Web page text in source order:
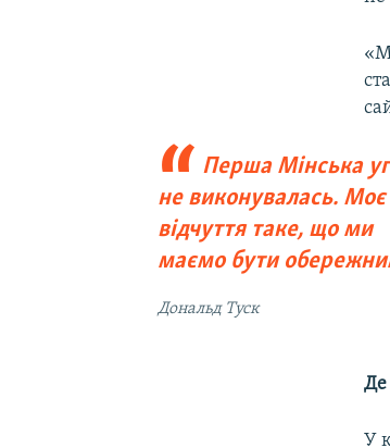
Перша Мінська
не виконувалась. Моє
відчуття таке, що ми
маємо бути
Дональд Туск
Де
У